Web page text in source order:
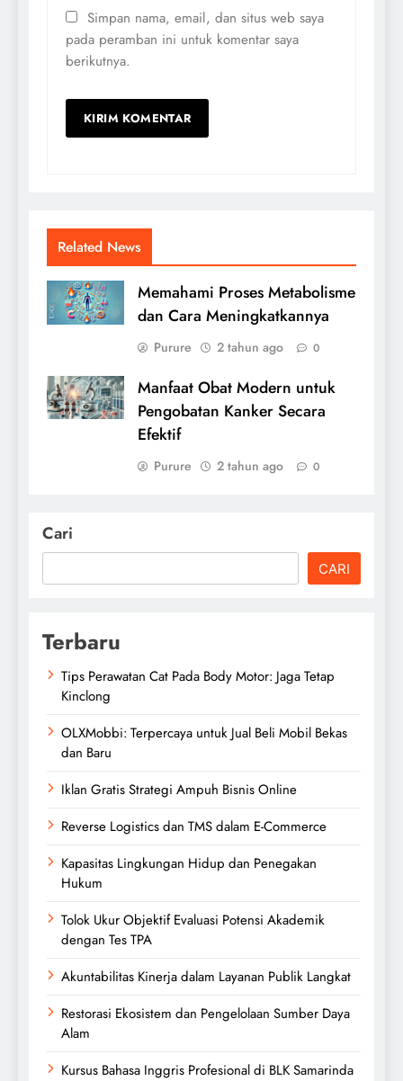
Simpan nama, email, dan situs web saya
pada peramban ini untuk komentar saya
berikutnya.
Related News
Memahami Proses Metabolisme
dan Cara Meningkatkannya
Purure 2 tahun ago 0
Manfaat Obat Modern untuk
Pengobatan Kanker Secara
Efektif
Purure 2 tahun ago 0
Cari
CARI
Terbaru
Tips Perawatan Cat Pada Body Motor: Jaga Tetap
Kinclong
OLXMobbi: Terpercaya untuk Jual Beli Mobil Bekas
dan Baru
Iklan Gratis Strategi Ampuh Bisnis Online
Reverse Logistics dan TMS dalam E-Commerce
Kapasitas Lingkungan Hidup dan Penegakan
Hukum
Tolok Ukur Objektif Evaluasi Potensi Akademik
dengan Tes TPA
Akuntabilitas Kinerja dalam Layanan Publik Langkat
Restorasi Ekosistem dan Pengelolaan Sumber Daya
Alam
Kursus Bahasa Inggris Profesional di BLK Samarinda